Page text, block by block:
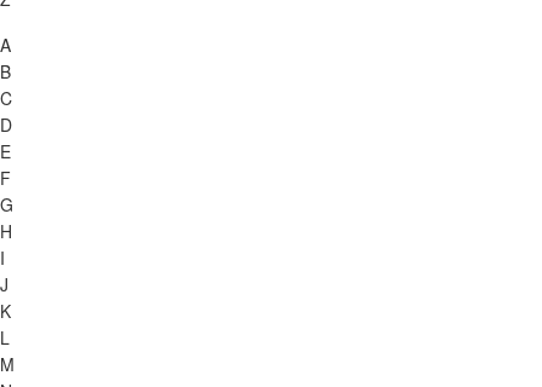
A
B
C
D
E
F
G
H
I
J
K
L
M